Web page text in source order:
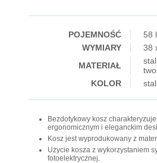
POJEMNOŚĆ
58 l
WYMIARY
38
MATERIAŁ
KOLOR
Bezdotykowy kosz
ergonomicznym i eleganckim
Kosz jest wyprodukowany z
Użycie kosza z wykorzystaniem
fotoelektrycznej.